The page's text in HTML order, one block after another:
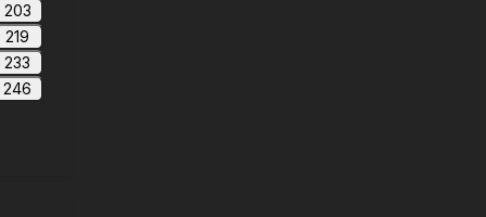
203
219
233
246